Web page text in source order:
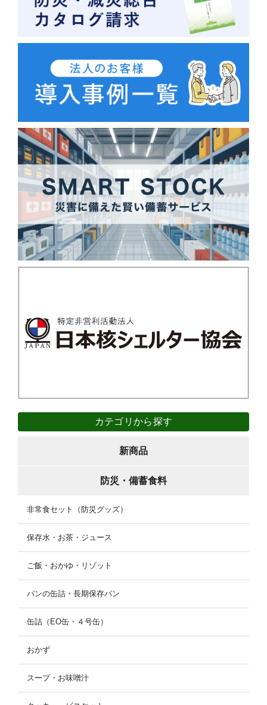
カテゴリから探す
新商品
防災・備蓄食料
非常食セット（防災グッズ）
保存水・お茶・ジュース
ご飯・おかゆ・リゾット
パンの缶詰・長期保存パン
缶詰（EO缶・４号缶）
おかず
スープ・お味噌汁